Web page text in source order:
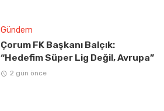
Gündem
Çorum FK Başkanı Balçık:
“Hedefim Süper Lig Değil, Avrupa”
2 gün önce